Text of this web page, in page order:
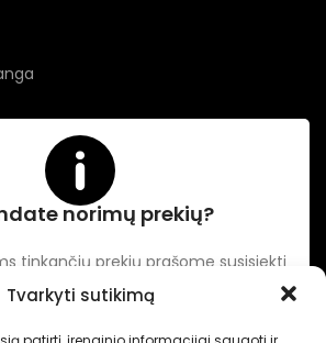
Tvarkyti sutikimą
norimų prekių?
tinkančių prekių prašome susisiekti
tel. numeriu arba el. paštu.